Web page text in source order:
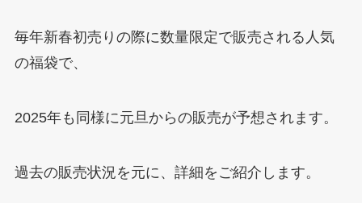
毎年新春初売りの際に数量限定で販売される人気
の福袋で、
2025年も同様に元旦からの販売が予想されます。
過去の販売状況を元に、詳細をご紹介します。